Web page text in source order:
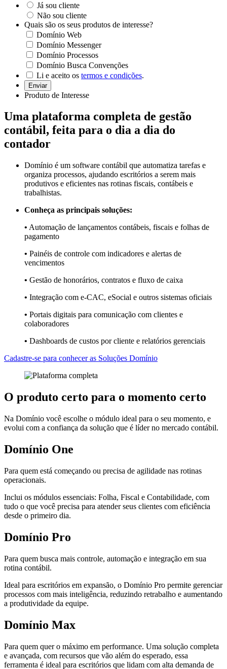
Já sou cliente
Não sou cliente
Quais são os seus produtos de interesse?
Domínio Web
Domínio Messenger
Domínio Processos
Domínio Busca Convenções
Li e aceito os termos e condições.
Enviar
Produto de Interesse
Uma plataforma completa de gestão
contábil, feita para o dia a dia do
contador
Domínio é um software contábil que automatiza tarefas e
organiza processos, ajudando escritórios a serem mais
produtivos e eficientes nas rotinas fiscais, contábeis e
trabalhistas.
Conheça as principais soluções:
• Automação de lançamentos contábeis, fiscais e folhas de
pagamento
• Painéis de controle com indicadores e alertas de
vencimentos
• Gestão de honorários, contratos e fluxo de caixa
• Integração com e-CAC, eSocial e outros sistemas oficiais
• Portais digitais para comunicação com clientes e
colaboradores
• Dashboards de custos por cliente e relatórios gerenciais
Cadastre-se para conhecer as Soluções Domínio
O produto certo para o momento certo
Na Domínio você escolhe o módulo ideal para o seu momento, e
evolui com a confiança da solução que é líder no mercado contábil.
Domínio One
Para quem está começando ou precisa de agilidade nas rotinas
operacionais.
Inclui os módulos essenciais: Folha, Fiscal e Contabilidade, com
tudo o que você precisa para atender seus clientes com eficiência
desde o primeiro dia.
Domínio Pro
Para quem busca mais controle, automação e integração em sua
rotina contábil.
Ideal para escritórios em expansão, o Domínio Pro permite gerenciar
processos com mais inteligência, reduzindo retrabalho e aumentando
a produtividade da equipe.
Domínio Max
Para quem quer o máximo em performance. Uma solução completa
e avançada, com recursos que vão além do esperado, essa
ferramenta é ideal para escritórios que lidam com alta demanda de